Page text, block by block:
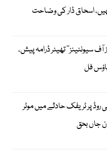
اسحاق ڈار کی وضاحت
آف سیونٹینز‘‘ تھیٹر ڈرامہ پیش،
فل
روڈ پر ٹریفک حادثے میں موٹر
جاں بحق